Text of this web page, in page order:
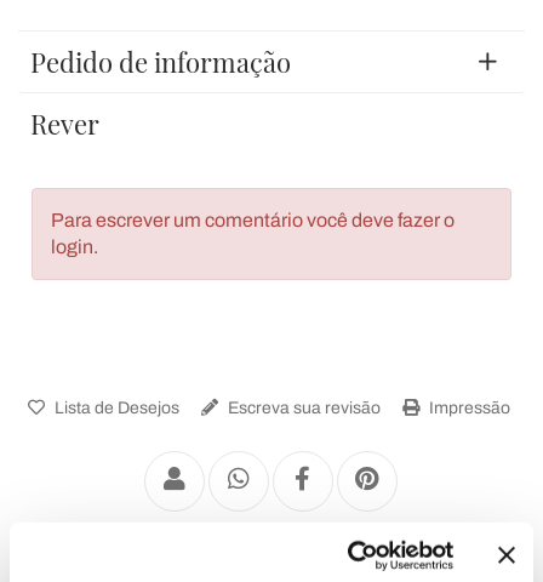
Pedido de informação
Rever
Para escrever um comentário você deve fazer o
login.
Lista de Desejos Escreva sua revisão Impressão